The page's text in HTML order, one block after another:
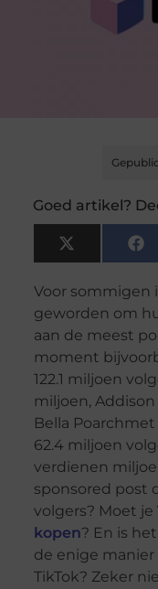
Goed artikel?
X
(Twitter)
Voor sommigen
geworden om
aan de meest
moment
122.1 miljoen
miljoen,
Bella Poarchmet
62.4 miljoen
verdienen
sponsored post
volgers? Moet je
kopen? En is
de enige
TikTok? Zeker